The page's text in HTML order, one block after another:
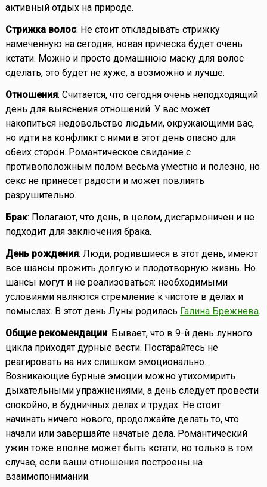
активный отдых на природе.
Стрижка волос: Не стоит откладывать стрижку
намеченную на сегодня, новая прическа будет очень
кстати. Можно и просто домашнюю маску для волос
сделать, это будет не хуже, а возможно и лучше.
Отношения: Считается, что сегодня очень неподходящий
день для выяснения отношений. У вас может
накопиться недовольство людьми, окружающими вас,
но идти на конфликт с ними в этот день опасно для
обеих сторон. Романтическое свидание с
противоположным полом весьма уместно и полезно, но
секс не принесет радости и может повлиять
разрушительно.
Брак: Полагают, что день, в целом, дисгармоничен и не
подходит для заключения брака.
День рождения: Люди, родившиеся в этот день, имеют
все шансы прожить долгую и плодотворную жизнь. Но
шансы могут и не реализоваться: необходимыми
условиями являются стремление к чистоте в делах и
помыслах. В этот день Луны родилась Галина Брежнева.
Общие рекомендации: Бывает, что в 9-й день лунного
цикла приходят дурные вести. Постарайтесь не
реагировать на них слишком эмоционально.
Возникающие бурные эмоции можно утихомирить
дыхательными упражнениями, а день следует провести
спокойно, в будничных делах и трудах. Не стоит
начинать ничего нового, продолжайте делать то, что
начали или завершайте начатые дела. Романтический
ужин тоже вполне может быть кстати, но только в том
случае, если ваши отношения построены на
взаимопонимании.